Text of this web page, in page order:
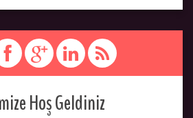
Hoş Geldiniz